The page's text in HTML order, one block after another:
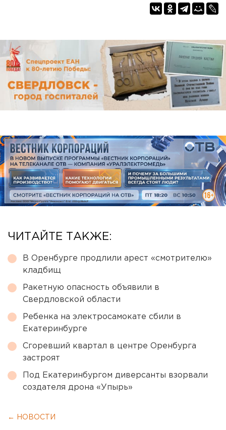
ЧИТАЙТЕ ТАКЖЕ:
В Оренбурге продлили арест «смотрителю»
кладбищ
Ракетную опасность объявили в
Свердловской области
Ребенка на электросамокате сбили в
Екатеринбурге
Сгоревший квартал в центре Оренбурга
застроят
Под Екатеринбургом диверсанты взорвали
создателя дрона «Упырь»
← НОВОСТИ